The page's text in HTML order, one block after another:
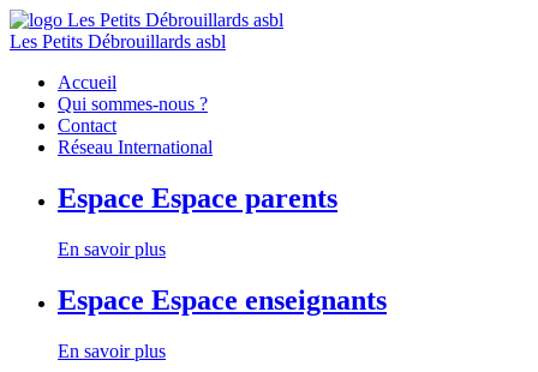
Les Petits Débrouillards asbl
Accueil
Qui sommes-nous ?
Contact
Réseau International
Espace Espace parents
En savoir plus
Espace Espace enseignants
En savoir plus